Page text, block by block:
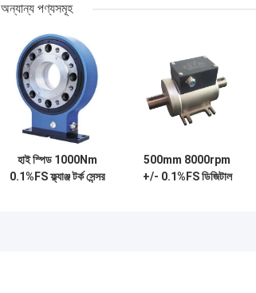
অন্যান্য পণ্যসমূহ
হাই স্পিড 1000Nm
0.1%FS ফ্ল্যাঞ্জ টর্ক সেন্সর
500mm 8000rpm
+/- 0.1%FS ডিজিটাল